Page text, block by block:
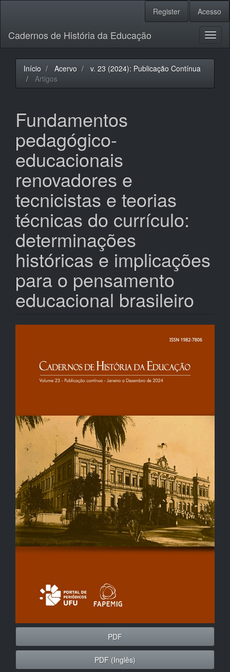
principal
Barra
Lateral
Register Acesso
Cadernos de História da Educação
Início Acervo
v. 23 (2024): Publicação Contínua
Artigos
Fundamentos
pedagógico-
educacionais
renovadores e
tecnicistas e teorias
técnicas do currículo:
determinações
históricas e implicações
para o pensamento
educacional brasileiro
artigos
PDF
PDF (Inglês)